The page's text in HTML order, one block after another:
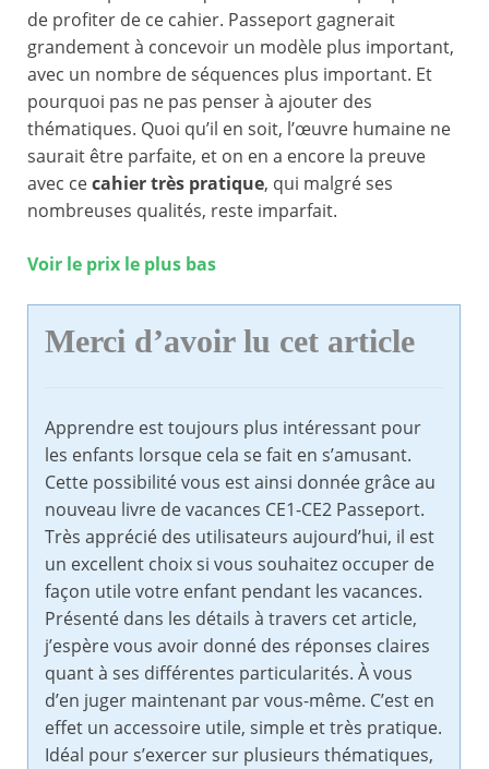
de profiter de ce cahier. Passeport gagnerait
grandement à concevoir un modèle plus important,
avec un nombre de séquences plus important. Et
pourquoi pas ne pas penser à ajouter des
thématiques. Quoi qu’il en soit, l’œuvre humaine ne
saurait être parfaite, et on en a encore la preuve
avec cecahier très pratique, qui malgré ses
nombreuses qualités, reste imparfait.
Voir le prix le plus bas
Merci d’avoir lu cet article
Apprendre est toujours plus intéressant pour
les enfants lorsque cela se fait en s’amusant.
Cette possibilité vous est ainsi donnée grâce au
nouveau livre de vacances CE1-CE2 Passeport.
Très apprécié des utilisateurs aujourd’hui, il est
un excellent choix si vous souhaitez occuper de
façon utile votre enfant pendant les vacances.
Présenté dans les détails à travers cet article,
j’espère vous avoir donné des réponses claires
quant à ses différentes particularités. À vous
d’en juger maintenant par vous-même. C’est en
effet un accessoire utile, simple et très pratique.
Idéal pour s’exercer sur plusieurs thématiques,